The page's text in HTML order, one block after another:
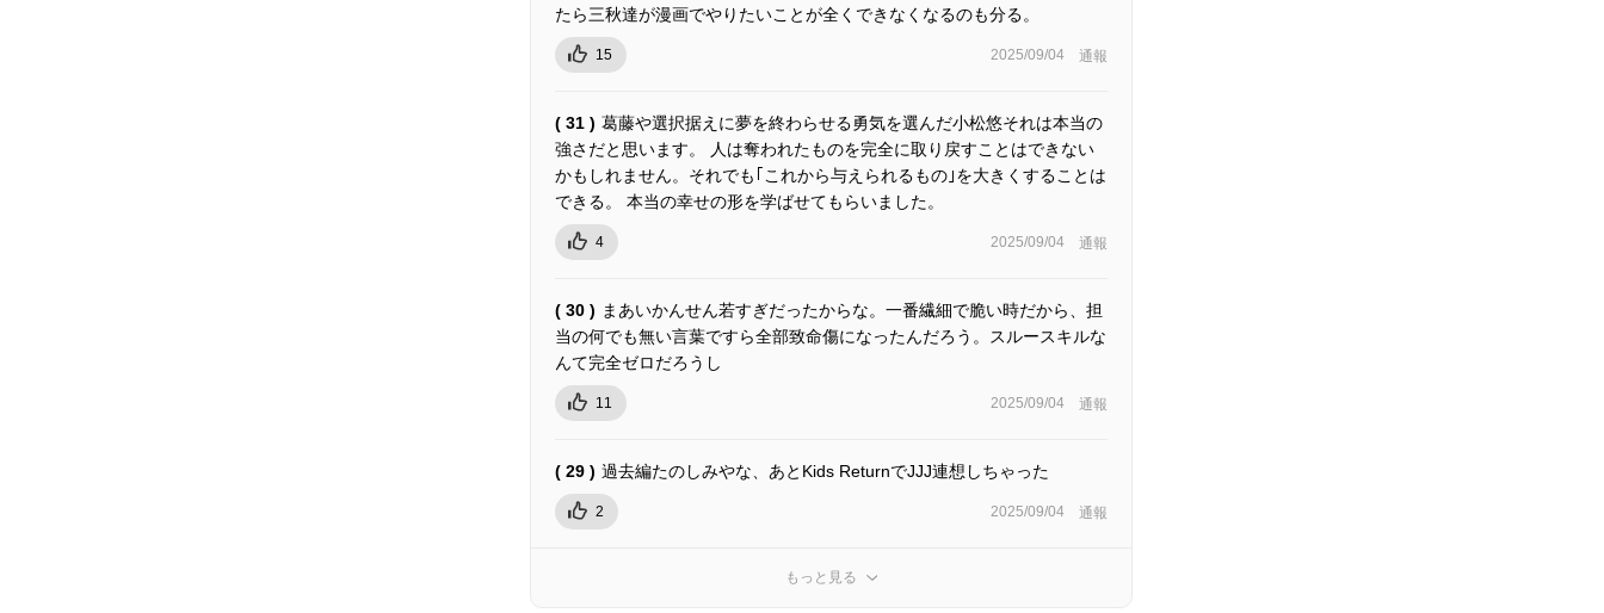
たら三秋達が漫画でやりたいことが全くできなくなるのも分る。
15 2025/09/04 通報
( 31 ) 葛藤や選択据えに夢を終わらせる勇気を選んだ小松悠それは本当の
強さだと思います。 人は奪われたものを完全に取り戻すことはできない
かもしれません。それでも｢これから与えられるもの｣を大きくすることは
できる。 本当の幸せの形を学ばせてもらいました。
4 2025/09/04 通報
( 30 ) まあいかんせん若すぎだったからな。一番繊細で脆い時だから、担
当の何でも無い言葉ですら全部致命傷になったんだろう。スルースキルな
んて完全ゼロだろうし
11 2025/09/04 通報
( 29 ) 過去編たのしみやな、あとKids ReturnでJJJ連想しちゃった
2 2025/09/04 通報
もっと見る